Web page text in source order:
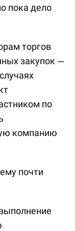
пока дело
торгов
закупок —
по
компанию
почти